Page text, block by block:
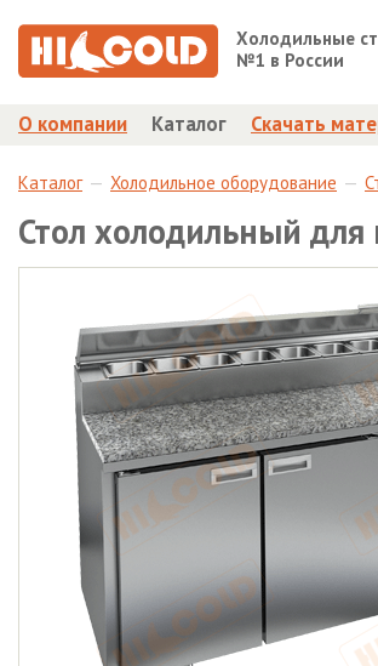
Холодильные
№1 в России
О компании Каталог Скачать
Каталог Холодильное оборудование
Стол холодильный